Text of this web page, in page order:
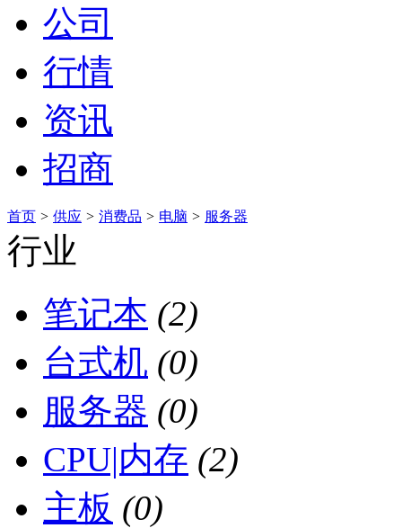
公司
行情
资讯
招商
首页 > 供应 > 消费品 > 电脑 > 服务器
行业
笔记本 (2)
台式机 (0)
服务器 (0)
CPU|内存 (2)
主板 (0)